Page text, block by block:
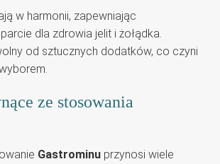
w harmonii, zapewniając
dla zdrowia jelit i żołądka.
od sztucznych dodatków, co czyni
ze stosowania
Gastrominu przynosi wiele